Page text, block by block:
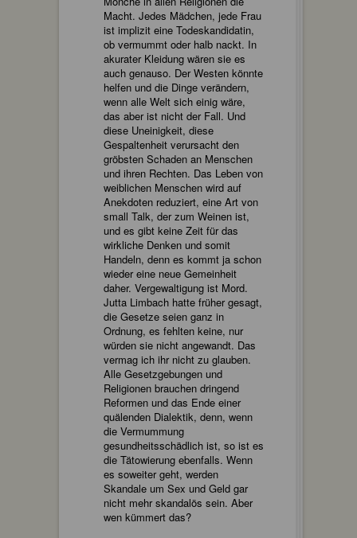
Macht. Jedes Mädchen, jede Frau
ist implizit eine Todeskandidatin,
ob vermummt oder halb nackt. In
akurater Kleidung wären sie es
auch genauso. Der Westen könnte
helfen und die Dinge verändern,
wenn alle Welt sich einig wäre,
das aber ist nicht der Fall. Und
diese Uneinigkeit, diese
Gespaltenheit verursacht den
gröbsten Schaden an Menschen
und ihren Rechten. Das Leben von
weiblichen Menschen wird auf
Anekdoten reduziert, eine Art von
small Talk, der zum Weinen ist,
und es gibt keine Zeit für das
wirkliche Denken und somit
Handeln, denn es kommt ja schon
wieder eine neue Gemeinheit
daher. Vergewaltigung ist Mord.
Jutta Limbach hatte früher gesagt,
die Gesetze seien ganz in
Ordnung, es fehlten keine, nur
würden sie nicht angewandt. Das
vermag ich ihr nicht zu glauben.
Alle Gesetzgebungen und
Religionen brauchen dringend
Reformen und das Ende einer
quälenden Dialektik, denn, wenn
die Vermummung
gesundheitsschädlich ist, so ist es
die Tätowierung ebenfalls. Wenn
es soweiter geht, werden
Skandale um Sex und Geld gar
nicht mehr skandalös sein. Aber
wen kümmert das?